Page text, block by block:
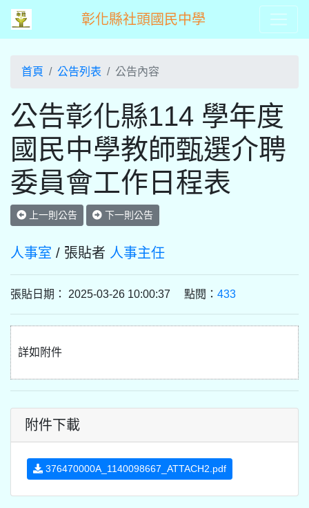
彰化縣社頭國民中學
首頁 公告列表 公告內容
公告彰化縣114 學年度
國民中學教師甄選介聘
委員會工作日程表
上一則公告 下一則公告
人事室 / 張貼者 人事主任
張貼日期： 2025-03-26 10:00:37 點閱： 433
詳如附件
附件下載
376470000A_1140098667_ATTACH2.pdf